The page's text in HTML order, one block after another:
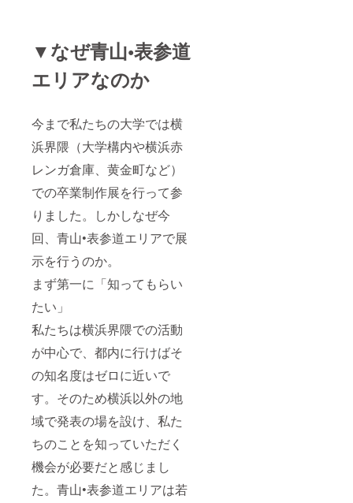
▼なぜ青山•表参道
エリアなのか
今まで私たちの大学では横
浜界隈（大学構内や横浜赤
レンガ倉庫、黄金町など）
での卒業制作展を行って参
りました。しかしなぜ今
回、青山•表参道エリアで展
示を行うのか。
まず第一に「知ってもらい
たい」
私たちは横浜界隈での活動
が中心で、都内に行けばそ
の知名度はゼロに近いで
す。そのため横浜以外の地
域で発表の場を設け、私た
ちのことを知っていただく
機会が必要だと感じまし
た。青山•表参道エリアは若